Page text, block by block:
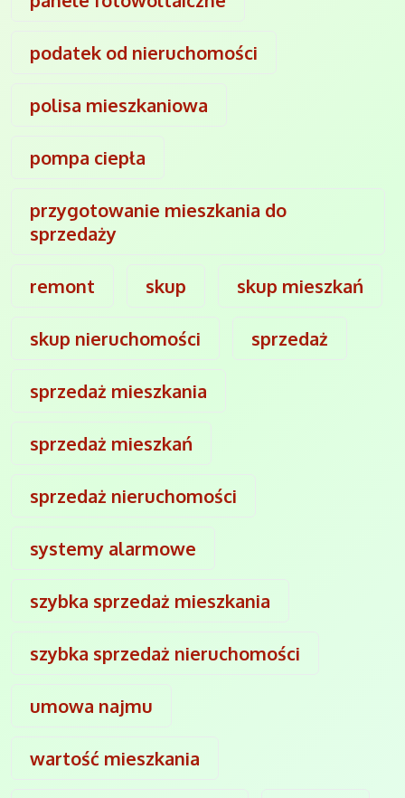
podatek od nieruchomości
polisa mieszkaniowa
pompa ciepła
przygotowanie mieszkania do
sprzedaży
remont skup skup mieszkań
skup nieruchomości sprzedaż
sprzedaż mieszkania
sprzedaż mieszkań
sprzedaż nieruchomości
systemy alarmowe
szybka sprzedaż mieszkania
szybka sprzedaż nieruchomości
umowa najmu
wartość mieszkania